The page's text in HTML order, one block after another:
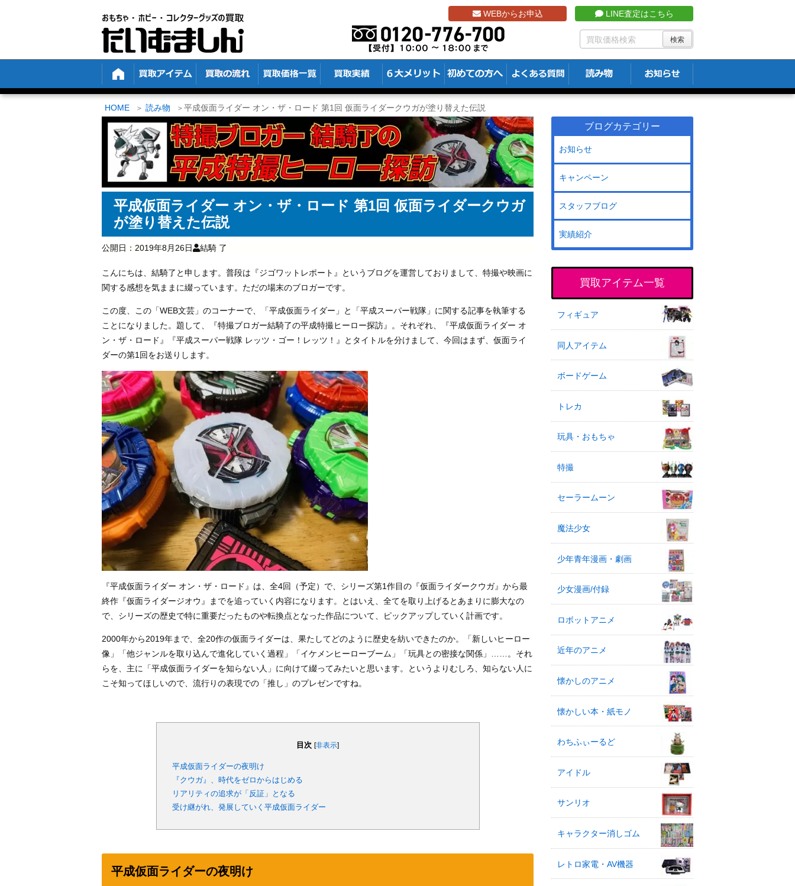
WEBからお申込 LINE査定はこちら
HOME 読み物 平成仮面ライダー オン・ザ・ロード 第1回 仮面ライダークウガが塗り替えた伝説
平成仮面ライダー オン・ザ・ロード 第1回 仮面ライダークウガ
が塗り替えた伝説
公開日： 2019年8月26日 結騎 了
こんにちは、結騎了と申します。普段は『ジゴワットレポート』というブログを運営しておりまして、特撮や映画に
関する感想を気ままに綴っています。ただの場末のブロガーです。
この度、この「WEB文芸」のコーナーで、「平成仮面ライダー」と「平成スーパー戦隊」に関する記事を執筆する
ことになりました。題して、『特撮ブロガー結騎了の平成特撮ヒーロー探訪』。それぞれ、『平成仮面ライダー オ
ン・ザ・ロード』『平成スーパー戦隊 レッツ・ゴー！レッツ！』とタイトルを分けまして、今回はまず、仮面ライ
ダーの第1回をお送りします。
『平成仮面ライダー オン・ザ・ロード』は、全4回（予定）で、シリーズ第1作目の『仮面ライダークウガ』から最
終作『仮面ライダージオウ』までを追っていく内容になります。とはいえ、全てを取り上げるとあまりに膨大なの
で、シリーズの歴史で特に重要だったものや転換点となった作品について、ピックアップしていく計画です。
2000年から2019年まで、全20作の仮面ライダーは、果たしてどのように歴史を紡いできたのか。「新しいヒーロー
像」「他ジャンルを取り込んで進化していく過程」「イケメンヒーローブーム」「玩具との密接な関係」……。それ
らを、主に「平成仮面ライダーを知らない人」に向けて綴ってみたいと思います。というよりむしろ、知らない人に
こそ知ってほしいので、流行りの表現での「推し」のプレゼンですね。
目次 [非表示]
平成仮面ライダーの夜明け
『クウガ』、時代をゼロからはじめる
リアリティの追求が「反証」となる
受け継がれ、発展していく平成仮面ライダー
平成仮面ライダーの夜明け
ブログカテゴリー
お知らせ
キャンペーン
スタッフブログ
実績紹介
買取アイテム一覧
フィギュア
同人アイテム
ボードゲーム
トレカ
玩具・おもちゃ
特撮
セーラームーン
魔法少女
少年青年漫画・劇画
少女漫画/付録
ロボットアニメ
近年のアニメ
懐かしのアニメ
懐かしい本・紙モノ
わちふぃーるど
アイドル
サンリオ
キャラクター消しゴム
レトロ家電・AV機器